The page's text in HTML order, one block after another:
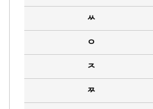
ㅆ
ㅇ
ㅈ
ㅉ